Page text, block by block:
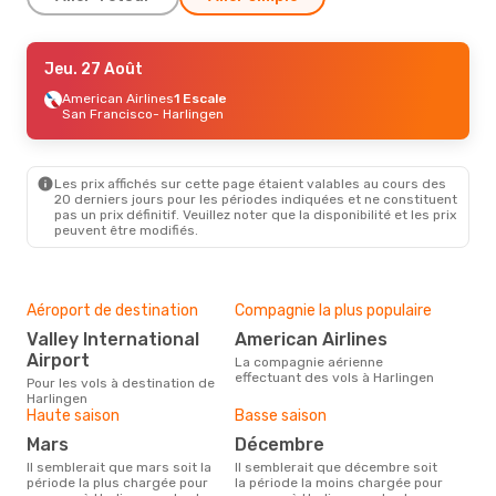
Jeu. 27 Août
American Airlines1 Escale
San Francisco- Harlingen
Harlingen- San Francisco
Jeu. 27 Août
American Airlines1 Escale
San Francisco- Harlingen
Les prix affichés sur cette page étaient valables au cours des
20 derniers jours pour les périodes indiquées et ne constituent
pas un prix définitif. Veuillez noter que la disponibilité et les prix
peuvent être modifiés.
Aéroport de destination
Valley International
Airport
Pour les vols à destination de
Harlingen
Compagnie la plus populaire
American Airlines
La compagnie aérienne
effectuant des vols à Harlingen
Haute saison
mars
Il semblerait que mars soit la
période la plus chargée pour
Basse saison
décembre
Il semblerait que décembre soit
la période la moins chargée pour